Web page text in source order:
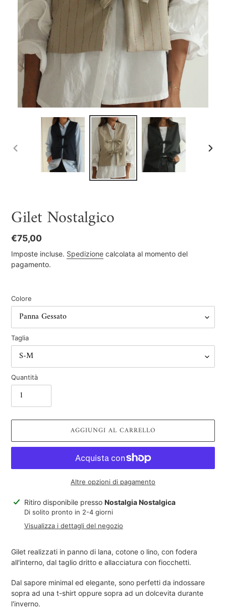
PRECEDENTE
Gilet Nostalgico
Prezzo
di
listino
€75,00
Imposte incluse. Spedizione calcolata al momento del
pagamento.
Colore
Taglia
Quantità
AGGIUNGI AL CARRELLO
Altre opzioni di pagamento
Inserimento
prodotto
Ritiro disponibile presso Nostalgia Nostalgica
Di solito pronto in 2-4 giorni
Visualizza i dettagli del negozio
Gilet realizzati in panno di lana, cotone o lino, con fodera
all'interno, dal taglio dritto e allacciatura con fiocchetti.
Dal sapore minimal ed elegante, sono perfetti da indossare
sopra ad una t-shirt oppure sopra ad un dolcevita durante
l'inverno.